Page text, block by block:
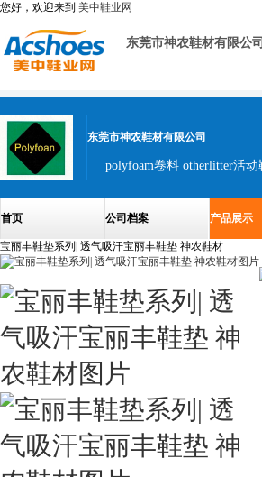
您好，欢迎来到 美中鞋业网
东莞市神农鞋材有限公司
东莞市神农鞋材有限公司
首页 公司档案 产品展示
宝丽丰鞋垫系列| 透气吸汗宝丽丰鞋垫 神农鞋材